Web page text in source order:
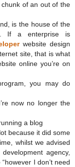
of an out of the
is the house of the
. If a enterprise is
website design
site, that is what
online you’re on
you may do
now no longer the
a blog
because it did some
whilst we advised
agency,
I don’t need